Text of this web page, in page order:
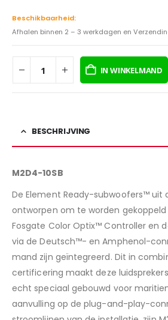
Beschikbaarheid:
Afhalen binnen 2 – 3 werkdagen en
IN WINKELMAND
BESCHRIJVING
M2D4-10SB
De Element Ready-subwoofers™ uit
ontworpen om te worden gekoppeld
Fosgate Color Optix™ Controller en
via de Deutsch™- en Amphenol-
mand zijn geïntegreerd. Dit in
certificering maakt deze
echt speciaal gebouwd voor
aanvulling op de plug-and-play-